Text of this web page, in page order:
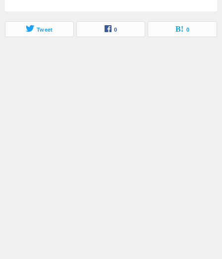
Tweet 0 0